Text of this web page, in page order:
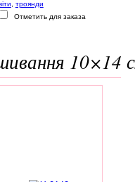
троянди
Отметить для заказа